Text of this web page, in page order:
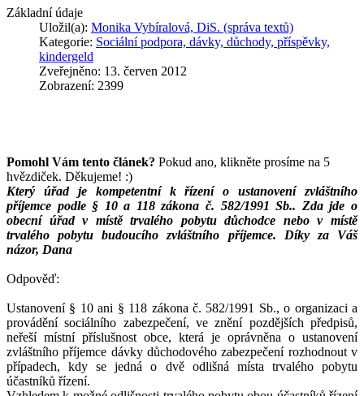
Základní údaje
Uložil(a): Monika Vybíralová, DiS. (správa textů)
Kategorie: Sociální podpora, dávky, důchody, příspěvky,
kindergeld
Zveřejněno: 13. červen 2012
Zobrazení: 2399
Pomohl Vám tento článek? Pokud ano, klikněte prosíme na 5
hvězdiček. Děkujeme! :)
Který úřad je kompetentní k řízení o ustanovení zvláštního
příjemce podle § 10 a 118 zákona č. 582/1991 Sb.. Zda jde o
obecní úřad v místě trvalého pobytu důchodce nebo v místě
trvalého pobytu budoucího zvláštního příjemce. Díky za Váš
názor, Dana
Odpověď:
Ustanovení § 10 ani § 118 zákona č. 582/1991 Sb., o organizaci a
provádění sociálního zabezpečení, ve znění pozdějších předpisů,
neřeší místní příslušnost obce, která je oprávněna o ustanovení
zvláštního příjemce dávky důchodového zabezpečení rozhodnout v
případech, kdy se jedná o dvě odlišná místa trvalého pobytu
účastníků řízení.